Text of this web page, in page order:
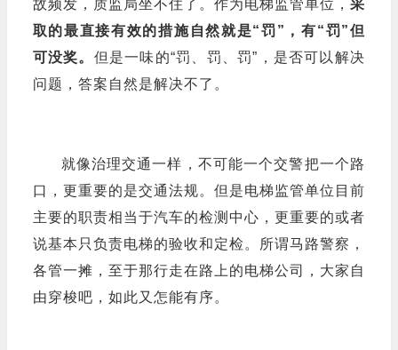
取的最直接有效的措施自然就是“罚”，有“罚”但
可没奖。但是一味的“罚、罚、罚”，是否可以解决
问题，答案自然是解决不了。
口，更重要的是交通法规。但是电梯监管单位目前
主要的职责相当于汽车的检测中心，更重要的或者
说基本只负责电梯的验收和定检。所谓马路警察，
各管一摊，至于那行走在路上的电梯公司，大家自
由穿梭吧，如此又怎能有序。